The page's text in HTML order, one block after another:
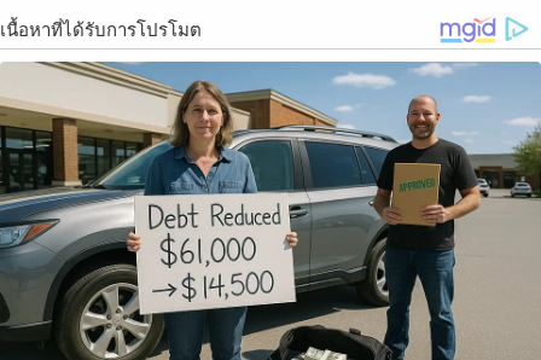
เนื้อหาที่ได้รับการโปรโมต